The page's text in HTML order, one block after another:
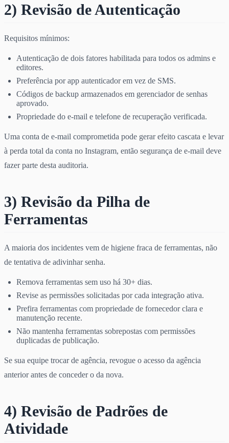
2) Revisão de Autenticação
Requisitos mínimos:
Autenticação de dois fatores habilitada para todos os admins e
editores.
Preferência por app autenticador em vez de SMS.
Códigos de backup armazenados em gerenciador de senhas
aprovado.
Propriedade do e-mail e telefone de recuperação verificada.
Uma conta de e-mail comprometida pode gerar efeito cascata e levar
à perda total da conta no Instagram, então segurança de e-mail deve
fazer parte desta auditoria.
3) Revisão da Pilha de
Ferramentas
A maioria dos incidentes vem de higiene fraca de ferramentas, não
de tentativa de adivinhar senha.
Remova ferramentas sem uso há 30+ dias.
Revise as permissões solicitadas por cada integração ativa.
Prefira ferramentas com propriedade de fornecedor clara e
manutenção recente.
Não mantenha ferramentas sobrepostas com permissões
duplicadas de publicação.
Se sua equipe trocar de agência, revogue o acesso da agência
anterior antes de conceder o da nova.
4) Revisão de Padrões de
Atividade